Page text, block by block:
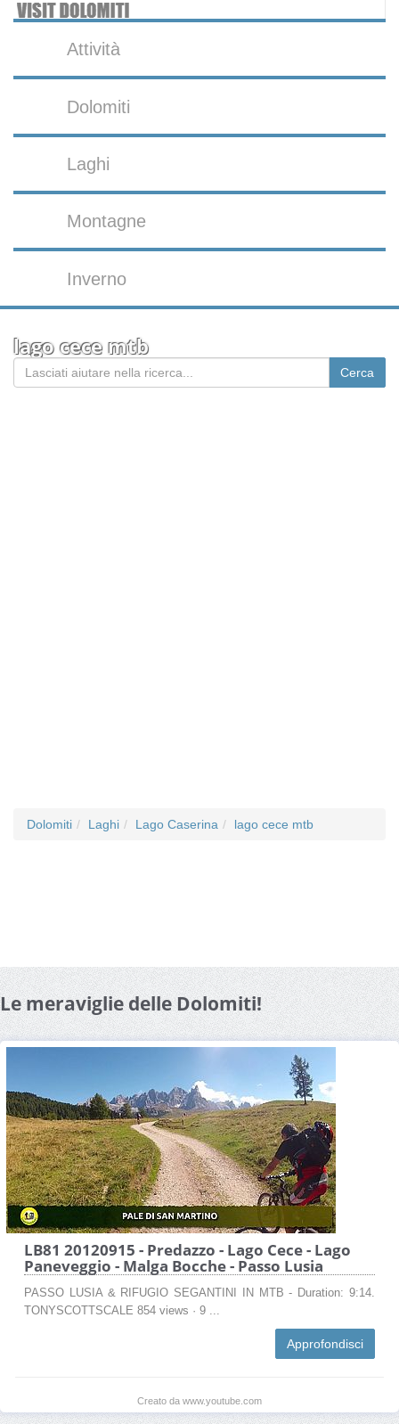
Attività
Dolomiti
Laghi
Montagne
Inverno
lago cece mtb
Dolomiti Laghi Lago Caserina lago cece mtb
Le meraviglie delle Dolomiti!
LB81 20120915 - Predazzo - Lago Cece - Lago
Paneveggio - Malga Bocche - Passo Lusia
PASSO LUSIA & RIFUGIO SEGANTINI IN MTB - Duration: 9:14.
TONYSCOTTSCALE 854 views · 9 ...
Approfondisci
Creato da www.youtube.com